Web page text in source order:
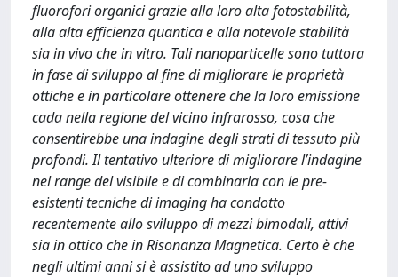
fluorofori organici grazie alla loro alta fotostabilità,
alla alta efficienza quantica e alla notevole stabilità
sia in vivo che in vitro. Tali nanoparticelle sono tuttora
in fase di sviluppo al fine di migliorare le proprietà
ottiche e in particolare ottenere che la loro emissione
cada nella regione del vicino infrarosso, cosa che
consentirebbe una indagine degli strati di tessuto più
profondi. Il tentativo ulteriore di migliorare l’indagine
nel range del visibile e di combinarla con le pre-
esistenti tecniche di imaging ha condotto
recentemente allo sviluppo di mezzi bimodali, attivi
sia in ottico che in Risonanza Magnetica. Certo è che
negli ultimi anni si è assistito ad uno sviluppo